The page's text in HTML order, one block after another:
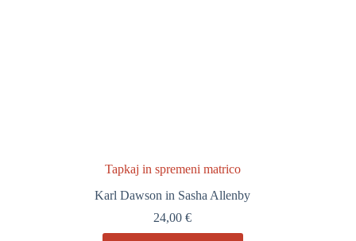
Tapkaj in spremeni matrico
Karl Dawson in Sasha Allenby
24,00€